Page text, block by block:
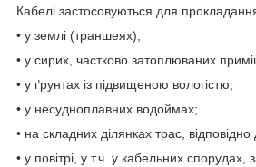
Кабелі застосовуються для
• у землі (траншеях);
• у сирих, частково затоплюваних
• у ґрунтах із підвищеною вологістю;
• у несудноплавних водоймах;
• на складних ділянках трас,
• у повітрі, у т.ч. у кабельних